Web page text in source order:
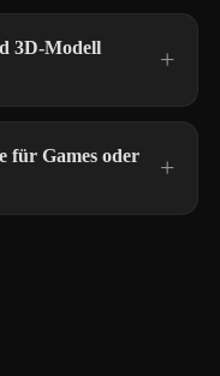
3D-Modell
für Games oder